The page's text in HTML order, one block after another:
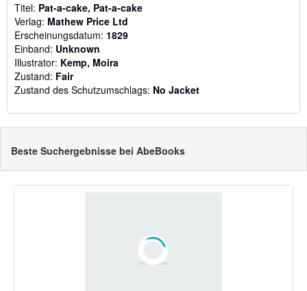
Titel: Pat-a-cake, Pat-a-cake
Verlag: Mathew Price Ltd
Erscheinungsdatum: 1829
Einband: Unknown
Illustrator: Kemp, Moira
Zustand: Fair
Zustand des Schutzumschlags: No Jacket
Beste Suchergebnisse bei AbeBooks